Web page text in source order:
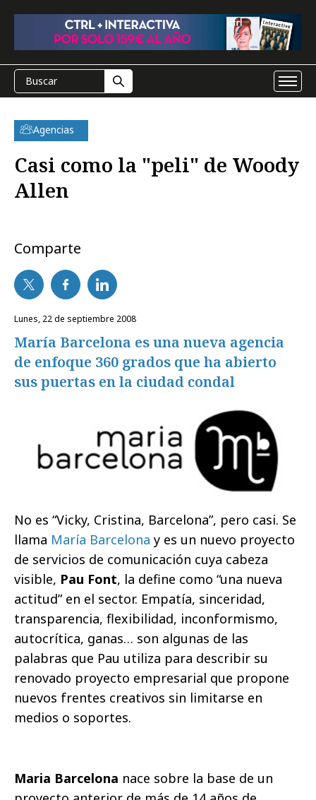
Agencias
Casi como la "peli" de Woody
Allen
Comparte
lunes, 22 de septiembre 2008
María Barcelona es una nueva agencia
de enfoque 360 grados que ha abierto
sus puertas en la ciudad condal
No es “Vicky, Cristina, Barcelona”, pero casi. Se
llama María Barcelona y es un nuevo proyecto
de servicios de comunicación cuya cabeza
visible, Pau Font, la define como “una nueva
actitud” en el sector. Empatía, sinceridad,
transparencia, flexibilidad, inconformismo,
autocrítica, ganas… son algunas de las
palabras que Pau utiliza para describir su
renovado proyecto empresarial que propone
nuevos frentes creativos sin limitarse en
medios o soportes.
Maria Barcelona nace sobre la base de un